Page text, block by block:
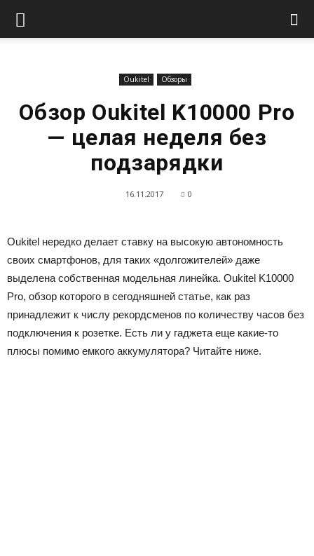
Oukitel Обзоры
Обзор Oukitel K10000 Pro
— целая неделя без
подзарядки
16.11.2017 0
Oukitel нередко делает ставку на высокую автономность
своих смартфонов, для таких «долгожителей» даже
выделена собственная модельная линейка. Oukitel K10000
Pro, обзор которого в сегодняшней статье, как раз
принадлежит к числу рекордсменов по количеству часов без
подключения к розетке. Есть ли у гаджета еще какие-то
плюсы помимо емкого аккумулятора? Читайте ниже.